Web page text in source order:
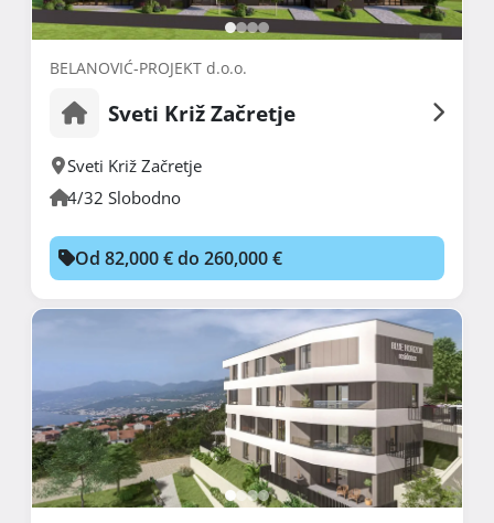
BELANOVIĆ-PROJEKT d.o.o.
Sveti Križ Začretje
Sveti Križ Začretje
4/32 Slobodno
Od 82,000 € do 260,000 €